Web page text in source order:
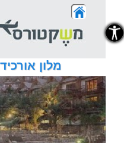
מלון
נגישות
נגישות